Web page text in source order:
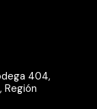
404,
Región